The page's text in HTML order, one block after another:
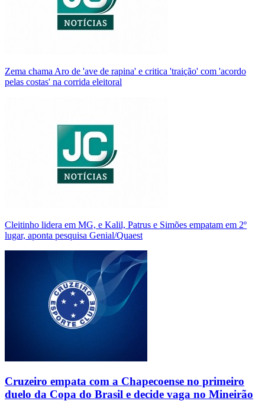
Zema chama Aro de 'ave de rapina' e critica 'traição' com 'acordo
pelas costas' na corrida eleitoral
Cleitinho lidera em MG, e Kalil, Patrus e Simões empatam em 2º
lugar, aponta pesquisa Genial/Quaest
Cruzeiro empata com a Chapecoense no primeiro
duelo da Copa do Brasil e decide vaga no Mineirão